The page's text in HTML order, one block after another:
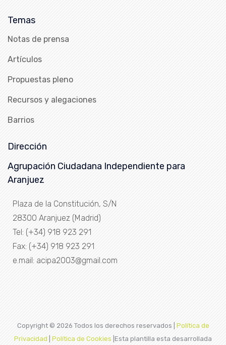
Temas
Notas de prensa
Artículos
Propuestas pleno
Recursos y alegaciones
Barrios
Dirección
Agrupación Ciudadana Independiente para
Aranjuez
Plaza de la Constitución, S/N
28300 Aranjuez (Madrid)
Tel: (+34) 918 923 291
Fax: (+34) 918 923 291
e.mail: acipa2003@gmail.com
Copyright © 2026 Todos los derechos reservados | Política de
Privacidad
Política de Cookies |Esta plantilla esta desarrollada